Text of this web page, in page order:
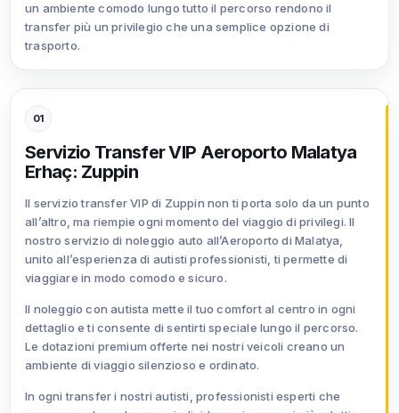
un ambiente comodo lungo tutto il percorso rendono il
transfer più un privilegio che una semplice opzione di
trasporto.
01
Servizio Transfer VIP Aeroporto Malatya
Erhaç: Zuppin
Il servizio transfer VIP di Zuppin non ti porta solo da un punto
all’altro, ma riempie ogni momento del viaggio di privilegi. Il
nostro servizio di noleggio auto all’Aeroporto di Malatya,
unito all’esperienza di autisti professionisti, ti permette di
viaggiare in modo comodo e sicuro.
Il noleggio con autista mette il tuo comfort al centro in ogni
dettaglio e ti consente di sentirti speciale lungo il percorso.
Le dotazioni premium offerte nei nostri veicoli creano un
ambiente di viaggio silenzioso e ordinato.
In ogni transfer i nostri autisti, professionisti esperti che